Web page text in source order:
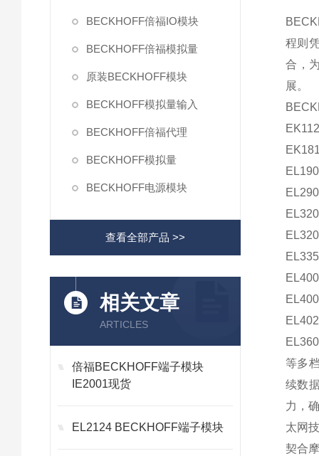
BECKHOFF倍福IO模块
BECKHOFF倍福模拟量
原装BECKHOFF模块
BECKHOFF模拟量输入
BECKHOFF倍福代理
BECKHOFF模拟量
BECKHOFF电源模块
查看全部产品 >>
相关文章
ARTICLES
倍福BECKHOFF端子模块
IE2001现货
EL2124 BECKHOFF端子模块
程则
合，
展。
等多
续数
力，
太网
契合